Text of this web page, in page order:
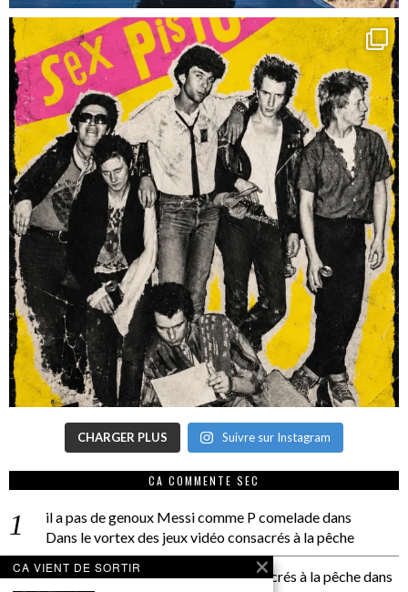
CHARGER PLUS Suivre sur Instagram
CA COMMENTE SEC
il a pas de genoux Messi comme P comeladedans
Dans le vortex des jeux vidéo consacrés à la pêche
Dans le vortex des jeux vidéos consacrés à la pêchedans
CA VIENT DE SORTIR